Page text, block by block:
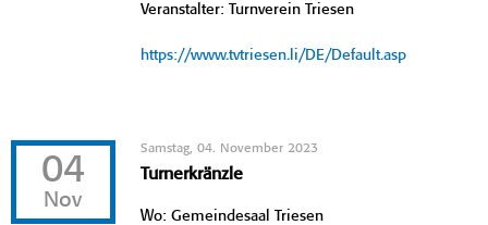
Veranstalter: Turnverein Triesen
https://www.tvtriesen.li/DE/Default.asp
04
Nov
Samstag, 04. November 2023
Turnerkränzle
Wo: Gemeindesaal Triesen